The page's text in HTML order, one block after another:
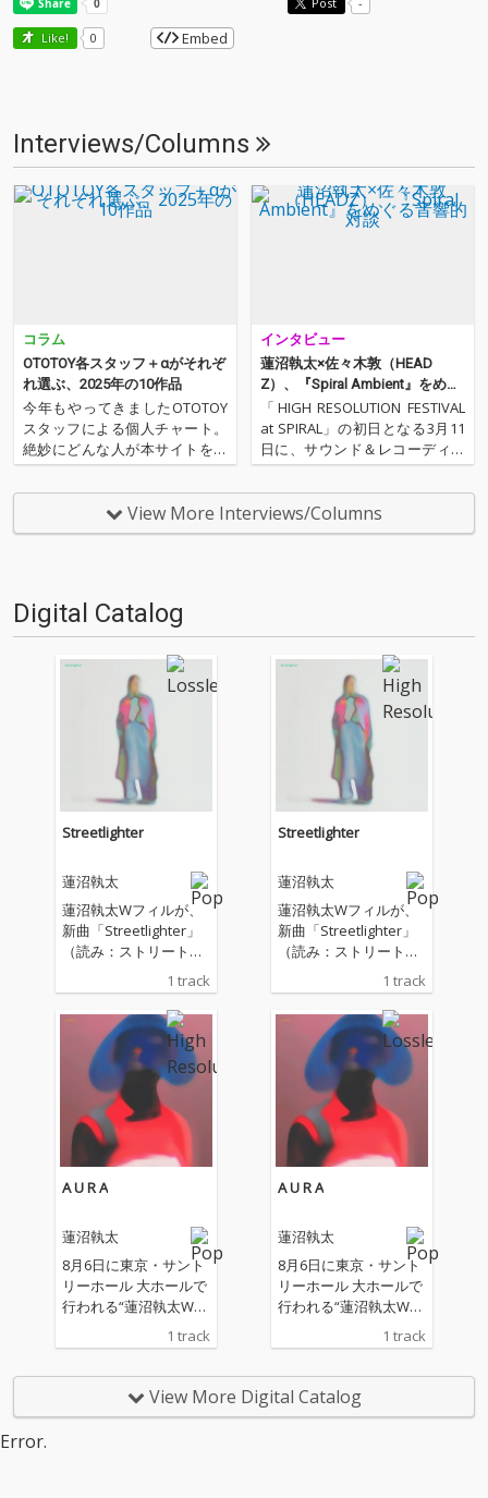
Like! 0 Embed
Interviews/Columns
コラム
OTOTOY各スタッフ＋αがそれぞ
れ選ぶ、2025年の10作品
今年もやってきましたOTOTOY
スタッフによる個人チャート。
絶妙にどんな人が本サイトを運
営しているのか？ そんな自己
紹介もちょっとかねておりま
す。2025年は、それぞれなにを
聴いてOTOTOYを作っていたの
インタビュー
蓮沼執太×佐々木敦（HEAD
Z）、『Spiral Ambient』をめぐ
る音響的対談
「HIGH RESOLUTION FESTIVAL
at SPIRAL」の初日となる3月11
日に、サウンド＆レコーディン
グ・マガジン編集部プロデュー
スのもと行われた蓮沼執太の公
開録音、〈Spiral Ambient〉。
スパイラルホール中央に設置さ
View More Interviews/Columns
Digital Catalog
Streetlighter
蓮沼執太
蓮沼執太Wフィルが、
新曲「Streetlighter」
（読み：ストリートラ
イター）を配信リリー
ス。 本作は、2026年8
月6日（木）に東京・
サントリーホール 大ホ
ールで開催される活動
20周年記念コンサート
「蓮沼執太Wフィル｜
Shuta Hasunuma Dou
ble Philharmonic Orch
estra」へとつながる新
作の第二弾となる楽
曲。「Streetlighter」
ばれる、人々の声と灯
りが連なっていく風景
から着想を得て制作さ
れた作品。「Streetligh
は、“路上で光るものた
れており、楽曲では
「No War」というスト
1 track
Streetlighter
蓮沼執太
蓮沼執太Wフィルが、
新曲「Streetlighter」
（読み：ストリートラ
イター）を配信リリー
ス。 本作は、2026年8
月6日（木）に東京・
サントリーホール 大ホ
ールで開催される活動
20周年記念コンサート
「蓮沼執太Wフィル｜
Shuta Hasunuma Dou
ble Philharmonic Orch
estra」へとつながる新
作の第二弾となる楽
曲。「Streetlighter」
ばれる、人々の声と灯
りが連なっていく風景
から着想を得て制作さ
れた作品。「Streetligh
は、“路上で光るものた
れており、楽曲では
「No War」というスト
1 track
A U R A
蓮沼執太
8月6日に東京・サント
リーホール 大ホールで
行われる“蓮沼執太Wフ
ィル”コンサートに向け
た楽曲
1 track
A U R A
蓮沼執太
8月6日に東京・サント
リーホール 大ホールで
行われる“蓮沼執太Wフ
ィル”コンサートに向け
た楽曲
1 track
View More Digital Catalog
Error.